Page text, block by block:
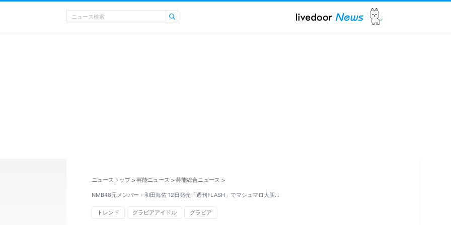
ニューストップ > 芸能ニュース > 芸能総合ニュース >
NMB48元メンバー・和田海佑 12日発売「週刊FLASH」でマシュマロ大胆…
トレンド グラビアアイドル グラビア